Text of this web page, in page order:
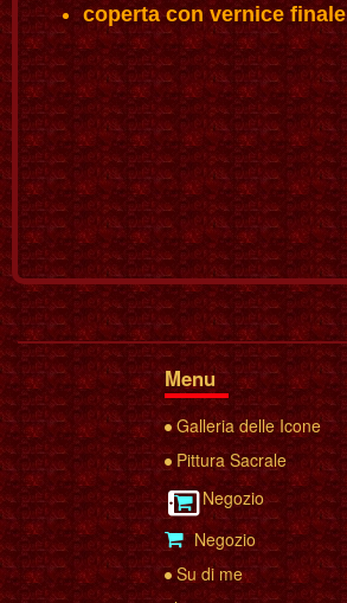
coperta con vernice finale
Menu
Galleria delle Icone
Pittura Sacrale
Negozio
Negozio
Su di me